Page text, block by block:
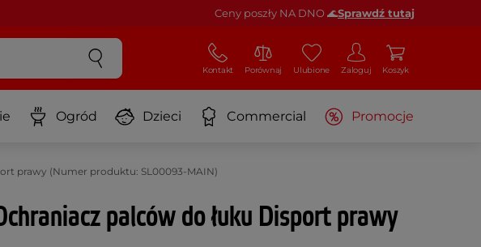
Ceny poszły NA DNO 🌊Sprawdź tutaj
Kontakt Porównaj Ulubione Zaloguj Koszyk
Ogród Dzieci Commercial Promocje
prawy (Numer produktu: SL00093-MAIN)
palców do łuku Disport prawy